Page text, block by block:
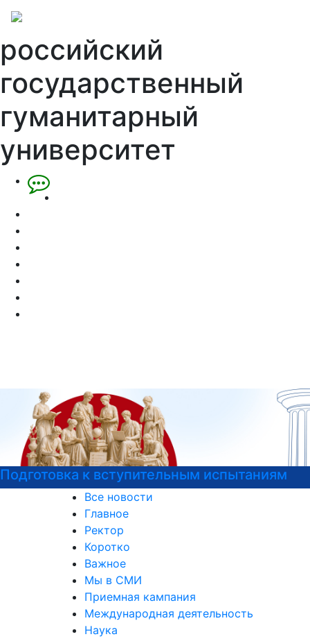
российский
государственный
гуманитарный
университет
к вступительным испытаниям
Все новости
Главное
Ректор
Коротко
Важное
Мы в СМИ
Приемная кампания
Международная деятельность
Наука